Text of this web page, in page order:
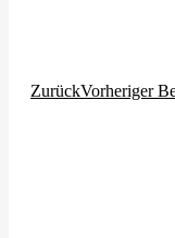
ZurückVorheriger